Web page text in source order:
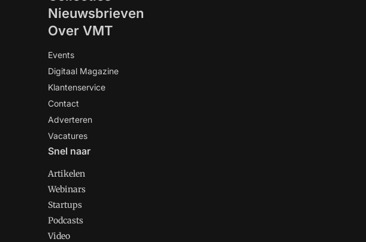
Nieuwsbrieven
Over VMT
Events
Digitaal Magazine
Klantenservice
Contact
Adverteren
Vacatures
Snel naar
Artikelen
Webinars
Startups
Podcasts
Video